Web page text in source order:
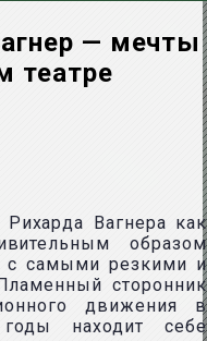
— мечты
театре
Вагнера как
образом
с самыми резкими и
сторонник
движения в
находит себе